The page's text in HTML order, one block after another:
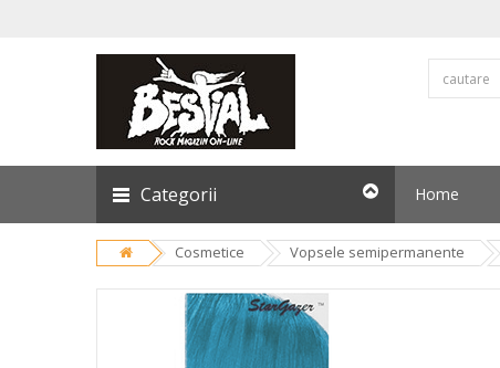
Categorii Home
Cosmetice Vopsele semipermanente